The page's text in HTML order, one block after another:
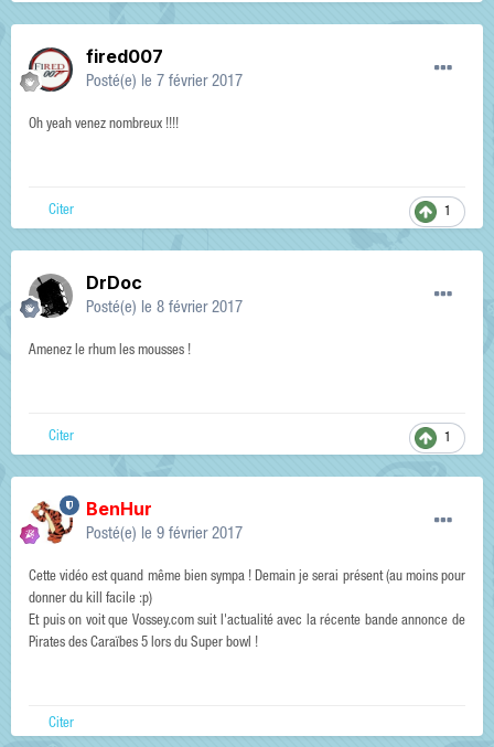
fired007
Posté(e) le 7 février 2017
Oh yeah venez nombreux !!!!
Citer
DrDoc
Posté(e) le 8 février 2017
Amenez le rhum les mousses !
1
Citer
BenHur
Posté(e) le 9 février 2017
Cette vidéo est quand même bien sympa ! Demain je serai présent (au moins pour
donner du kill facile :p)
Et puis on voit que Vossey.com suit l'actualité avec la récente bande annonce de
Pirates des Caraïbes 5 lors du Super bowl !
Citer